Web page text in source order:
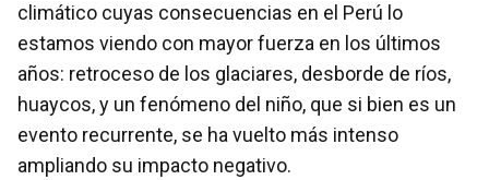
climático cuyas consecuencias en el Perú lo
estamos viendo con mayor fuerza en los últimos
años: retroceso de los glaciares, desborde de ríos,
huaycos, y un fenómeno del niño, que si bien es un
evento recurrente, se ha vuelto más intenso
ampliando su impacto negativo.